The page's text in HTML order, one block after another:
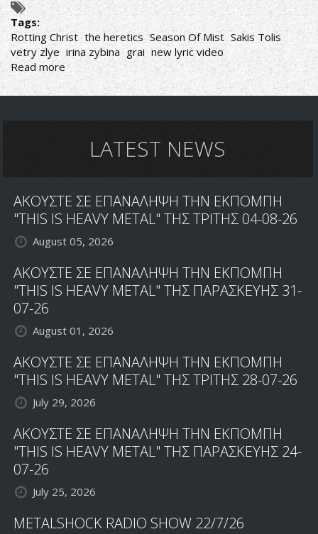
Tags:
Rotting Christ the heretics Season Of Mist Sakis Tolis
vetry zlye irina zybina grai new lyric video
Read moreabout
ROTTING
CHRIST:
VIDEO
ΜΕΣΑ
THE
HERETICS
LATEST NEWS
ΑΚΟΥΣΤΕ ΣΕ ΕΠΑΝΑΛΗΨΗ ΤΗΝ ΕΚΠΟΜΠΗ
"THIS IS HEAVY METAL" ΤΗΣ ΤΡΙΤΗΣ 04-08-26
August 05, 2026
ΑΚΟΥΣΤΕ ΣΕ ΕΠΑΝΑΛΗΨΗ ΤΗΝ ΕΚΠΟΜΠΗ
"THIS IS HEAVY METAL" ΤΗΣ ΠΑΡΑΣΚΕΥΗΣ 31-
07-26
August 01, 2026
ΑΚΟΥΣΤΕ ΣΕ ΕΠΑΝΑΛΗΨΗ ΤΗΝ ΕΚΠΟΜΠΗ
"THIS IS HEAVY METAL" ΤΗΣ ΤΡΙΤΗΣ 28-07-26
July 29, 2026
ΑΚΟΥΣΤΕ ΣΕ ΕΠΑΝΑΛΗΨΗ ΤΗΝ ΕΚΠΟΜΠΗ
"THIS IS HEAVY METAL" ΤΗΣ ΠΑΡΑΣΚΕΥΗΣ 24-
07-26
July 25, 2026
METALSHOCK RADIO SHOW 22/7/26